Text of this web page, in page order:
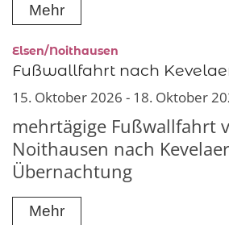
Mehr
Elsen/Noithausen
Fußwallfahrt nach
15. Oktober 2026 - 18. Oktober
mehrtägige Fußwallfahrt
Noithausen nach
Übernachtung
Mehr